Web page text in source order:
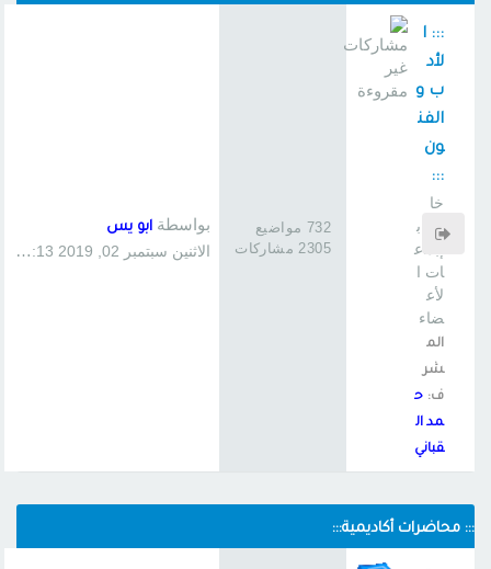
::: ا
لأد
ب و
الفن
ون
:::
خا
ص ب
إبداع
ات ا
لأع
ضاء
الم
شر
ف: ح
مد ال
قباني
732 مواضيع
2305 مشاركات
بواسطة ابو يس
الاثنين سبتمبر 02, 2019 1:13 pm
::: محاضرات أكاديمية:::